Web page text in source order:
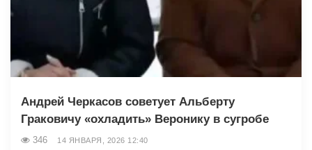
Андрей Черкасов советует Альберту
Граковичу «охладить» Веронику в сугробе
346 14 ЯНВАРЯ, 2026 12:40